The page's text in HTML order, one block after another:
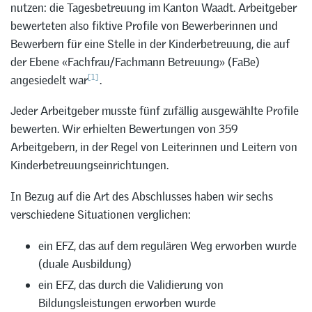
nutzen: die Tagesbetreuung im Kanton Waadt. Arbeitgeber
bewerteten also fiktive Profile von Bewerberinnen und
Bewerbern für eine Stelle in der Kinderbetreuung, die auf
der Ebene «Fachfrau/Fachmann Betreuung» (FaBe)
angesiedelt war[1].
Jeder Arbeitgeber musste fünf zufällig ausgewählte Profile
bewerten. Wir erhielten Bewertungen von 359
Arbeitgebern, in der Regel von Leiterinnen und Leitern von
Kinderbetreuungseinrichtungen.
In Bezug auf die Art des Abschlusses haben wir sechs
verschiedene Situationen verglichen:
ein EFZ, das auf dem regulären Weg erworben wurde
(duale Ausbildung)
ein EFZ, das durch die Validierung von
Bildungsleistungen erworben wurde